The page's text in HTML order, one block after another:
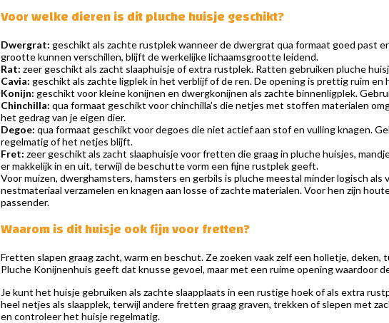
Voor welke dieren is dit pluche huisje geschikt?
Dwergrat: geschikt als zachte rustplek wanneer de dwergrat qua formaat goed past
grootte kunnen verschillen, blijft de werkelijke lichaamsgrootte leidend.
Rat: zeer geschikt als zacht slaaphuisje of extra rustplek. Ratten gebruiken pluche
Cavia: geschikt als zachte ligplek in het verblijf of de ren. De opening is prettig ruim
Konijn: geschikt voor kleine konijnen en dwergkonijnen als zachte binnenligplek.
Chinchilla: qua formaat geschikt voor chinchilla’s die netjes met stoffen materialen
het gedrag van je eigen dier.
Degoe: qua formaat geschikt voor degoes die niet actief aan stof en vulling knagen.
regelmatig of het netjes blijft.
Fret: zeer geschikt als zacht slaaphuisje voor fretten die graag in pluche huisjes,
er makkelijk in en uit, terwijl de beschutte vorm een fijne rustplek geeft.
Voor muizen, dwerghamsters, hamsters en gerbils is pluche meestal minder logisch
nestmateriaal verzamelen en knagen aan losse of zachte materialen. Voor hen zijn
passender.
Waarom is dit huisje ook fijn voor fretten?
Fretten slapen graag zacht, warm en beschut. Ze zoeken vaak zelf een holletje, deken,
Pluche Konijnenhuis geeft dat knusse gevoel, maar met een ruime opening waardoor
Je kunt het huisje gebruiken als zachte slaapplaats in een rustige hoek of als extra
heel netjes als slaapplek, terwijl andere fretten graag graven, trekken of slepen met
en controleer het huisje regelmatig.